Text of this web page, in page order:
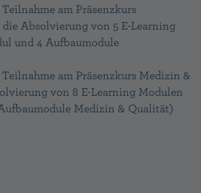
am Präsenzkurs
Absolvierung von 5 E-Learning
und 4 Aufbaumodule
am Präsenzkurs Medizin &
von 8 E-Learning Modulen
Medizin & Qualität)